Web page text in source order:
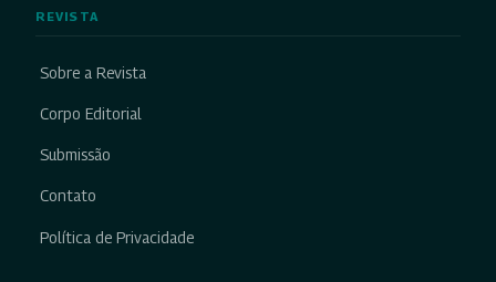
REVISTA
Sobre a Revista
Corpo Editorial
Submissão
Contato
Política de Privacidade